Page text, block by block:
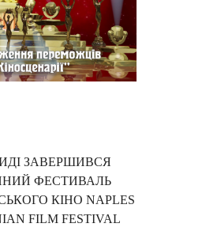
ЗАВЕРШИВСЯ
ФЕСТИВАЛЬ
КІНО NAPLES
FILM FESTIVAL